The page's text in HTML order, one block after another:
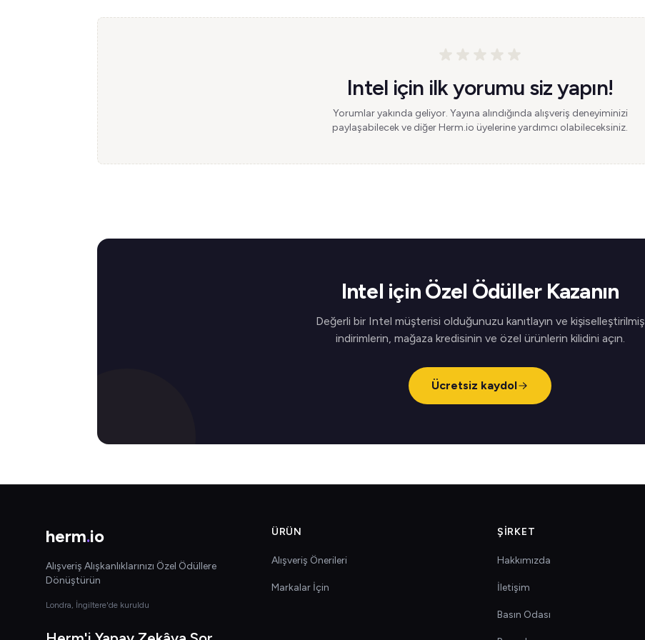
Intel için ilk yorumu siz yapın!
Yorumlar yakında geliyor. Yayına alındığında alışveriş deneyiminizi
paylaşabilecek ve diğer Herm.io üyelerine yardımcı olabileceksiniz.
Intel için Özel Ödüller Kazanın
Değerli bir Intel müşterisi olduğunuzu kanıtlayın ve kişiselleştirilmiş
indirimlerin, mağaza kredisinin ve özel ürünlerin kilidini açın.
Ücretsiz kaydol
herm.io
Alışveriş Alışkanlıklarınızı Özel Ödüllere
Dönüştürün
Londra, İngiltere'de kuruldu
ÜRÜN
Alışveriş Önerileri
Markalar İçin
ŞIRKET
Hakkımızda
İletişim
Basın Odası